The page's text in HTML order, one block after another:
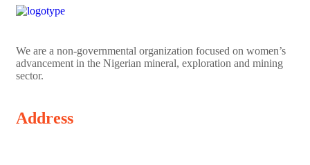
We are a non-governmental organization focused on women’s
advancement in the Nigerian mineral, exploration and mining
sector.
Address